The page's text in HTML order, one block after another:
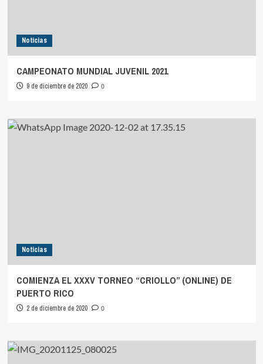
Noticias
CAMPEONATO MUNDIAL JUVENIL 2021
9 de diciembre de 2020 0
Noticias
COMIENZA EL XXXV TORNEO “CRIOLLO” (ONLINE) DE
PUERTO RICO
2 de diciembre de 2020 0